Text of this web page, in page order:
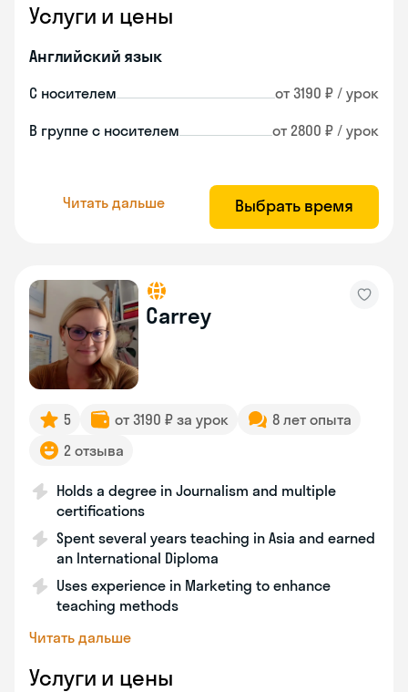
Услуги и цены
Английский язык
С носителем от 3190 ₽ / урок
В группе с носителем от 2800 ₽ / урок
Читать дальше Выбрать время
Carrey
5 от 3190 ₽ за урок
8 лет опыта
2 отзыва
Holds a degree in Journalism and multiple
certifications
Spent several years teaching in Asia and earned
an International Diploma
Uses experience in Marketing to enhance
teaching methods
Читать дальше
Услуги и цены